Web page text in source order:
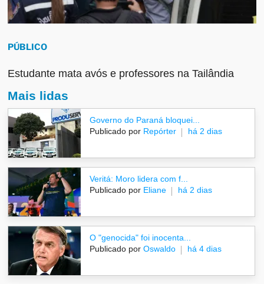
PÚBLICO
Estudante mata avós e professores na Tailândia
Mais lidas
Governo do Paraná bloquei...
Publicado por Repórter há 2 dias
Veritá: Moro lidera com f...
Publicado por Eliane há 2 dias
O "genocida" foi inocenta...
Publicado por Oswaldo há 4 dias